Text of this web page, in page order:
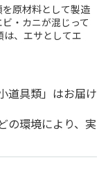
原材料として製造
・カニが混じって
は、エサとしてエ
道具類」はお届け
の環境により、実